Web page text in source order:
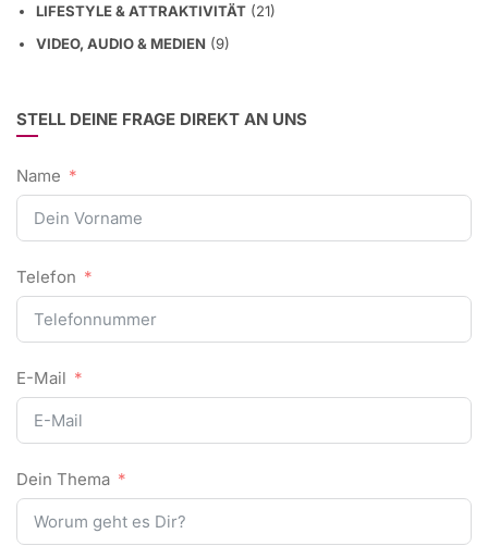
LIFESTYLE & ATTRAKTIVITÄT (21)
VIDEO, AUDIO & MEDIEN (9)
STELL DEINE FRAGE DIREKT AN UNS
Name
Telefon
E-Mail
Dein Thema